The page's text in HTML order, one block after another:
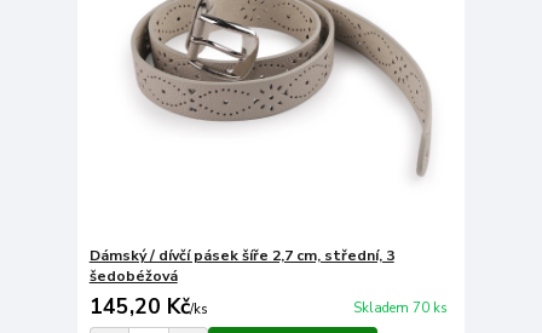
Dámský / dívčí pásek šíře 2,7 cm, střední, 3
šedobéžová
145,20 Kč/ks Skladem 70 ks